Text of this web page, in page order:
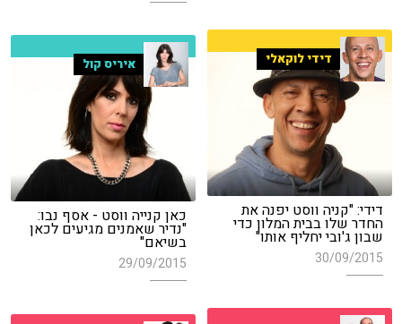
דידי לוקאלי
דידי: "קניה ווסט יפנה את
החדר שלו בבית המלון כדי
שבון ג'ובי יחליף אותו"
30/09/2015
איריס קול
כאן קנייה ווסט - אסף נבו:
"נדיר שאמנים מגיעים לכאן
בשיאם"
29/09/2015